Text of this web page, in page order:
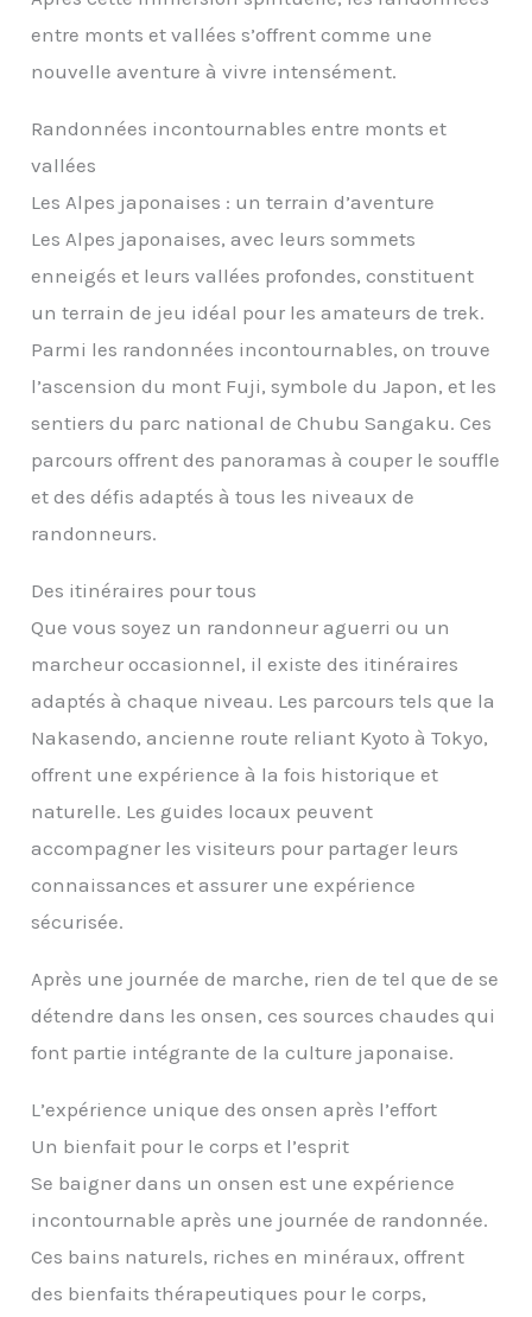
entre monts et vallées s’offrent comme une
nouvelle aventure à vivre intensément.
Randonnées incontournables entre monts et
vallées
Les Alpes japonaises : un terrain d’aventure
Les Alpes japonaises, avec leurs sommets
enneigés et leurs vallées profondes, constituent
un terrain de jeu idéal pour les amateurs de trek.
Parmi les randonnées incontournables, on trouve
l’ascension du mont Fuji, symbole du Japon, et les
sentiers du parc national de Chubu Sangaku. Ces
parcours offrent des panoramas à couper le souffle
et des défis adaptés à tous les niveaux de
randonneurs.
Des itinéraires pour tous
Que vous soyez un randonneur aguerri ou un
marcheur occasionnel, il existe des itinéraires
adaptés à chaque niveau. Les parcours tels que la
Nakasendo, ancienne route reliant Kyoto à Tokyo,
offrent une expérience à la fois historique et
naturelle. Les guides locaux peuvent
accompagner les visiteurs pour partager leurs
connaissances et assurer une expérience
sécurisée.
Après une journée de marche, rien de tel que de se
détendre dans les onsen, ces sources chaudes qui
font partie intégrante de la culture japonaise.
L’expérience unique des onsen après l’effort
Un bienfait pour le corps et l’esprit
Se baigner dans un onsen est une expérience
incontournable après une journée de randonnée.
Ces bains naturels, riches en minéraux, offrent
des bienfaits thérapeutiques pour le corps,